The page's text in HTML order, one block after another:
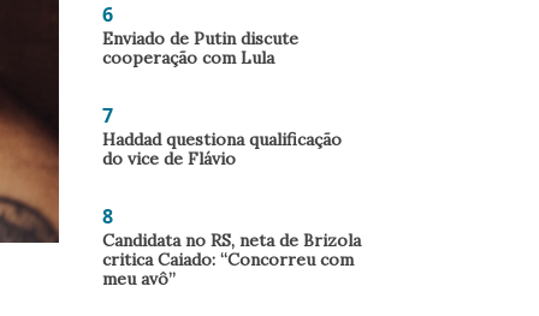
6
Enviado de Putin discute
cooperação com Lula
7
Haddad questiona qualificação
do vice de Flávio
8
Candidata no RS, neta de Brizola
critica Caiado: “Concorreu com
meu avô”